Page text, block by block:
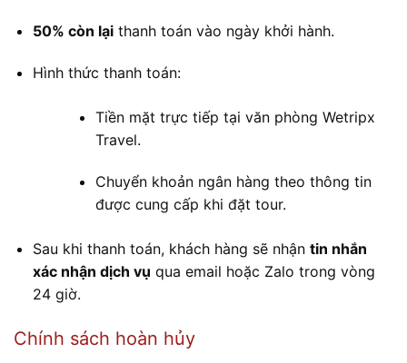
50% còn lạithanh toán vào ngày khởi hành.
Hình thức thanh toán:
Tiền mặt trực tiếp tại văn phòng Wetripx
Travel.
Chuyển khoản ngân hàng theo thông tin
được cung cấp khi đặt tour.
Sau khi thanh toán, khách hàng sẽ nhận tin nhắn
xác nhận dịch vụ qua email hoặc Zalo trong vòng
24 giờ.
Chính sách hoàn hủy